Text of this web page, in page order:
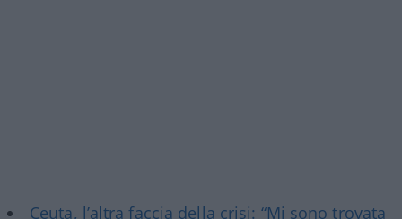
Ceuta, l’altra faccia della crisi: “Mi sono trovata